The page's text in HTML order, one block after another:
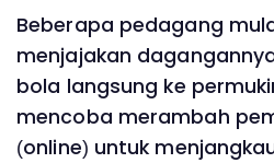
Beberapa pedagang
menjajakan
bola langsung ke
mencoba merambah
(online) untuk